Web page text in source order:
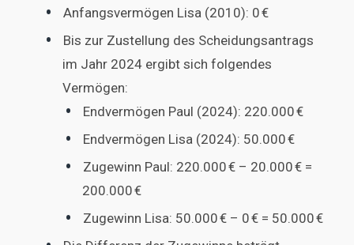
Anfangsvermögen Lisa (2010): 0 €
Bis zur Zustellung des Scheidungsantrags
im Jahr 2024 ergibt sich folgendes
Vermögen:
Endvermögen Paul (2024): 220.000 €
Endvermögen Lisa (2024): 50.000 €
Zugewinn Paul: 220.000 € – 20.000 € =
200.000 €
Zugewinn Lisa: 50.000 € – 0 € = 50.000 €